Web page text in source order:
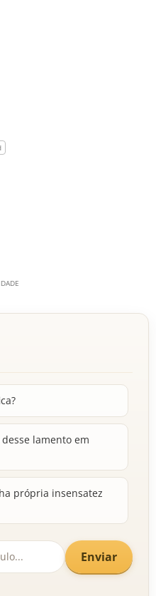
lamento em
própria insensatez
Enviar